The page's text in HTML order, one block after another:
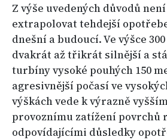
Z výše uvedených důvodů
extrapolovat tehdejší
dnešní a budoucí. Ve výšce
dvakrát až třikrát silnější a
turbíny vysoké pouhých 150
agresivnější počasí ve
výškách vede k výrazně
provoznímu zatížení povrchů
odpovídajícími důsledky